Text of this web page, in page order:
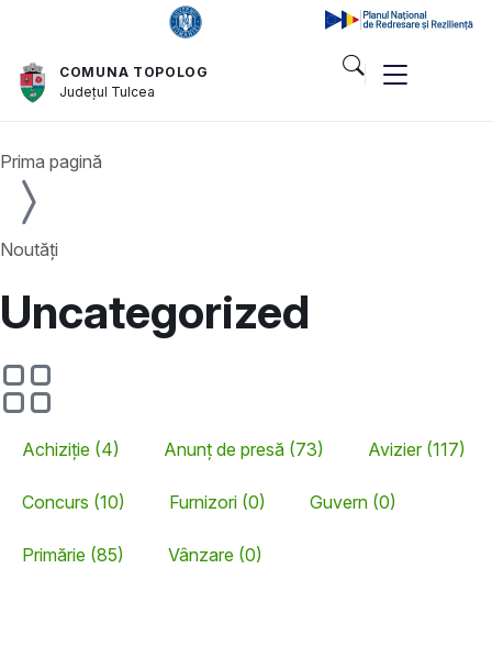
COMUNA TOPOLOG
Județul Tulcea
Prima pagină
Noutăți
Uncategorized
Achiziție (4) Anunț de presă (73) Avizier (117)
Concurs (10) Furnizori (0) Guvern (0)
Primărie (85) Vânzare (0)